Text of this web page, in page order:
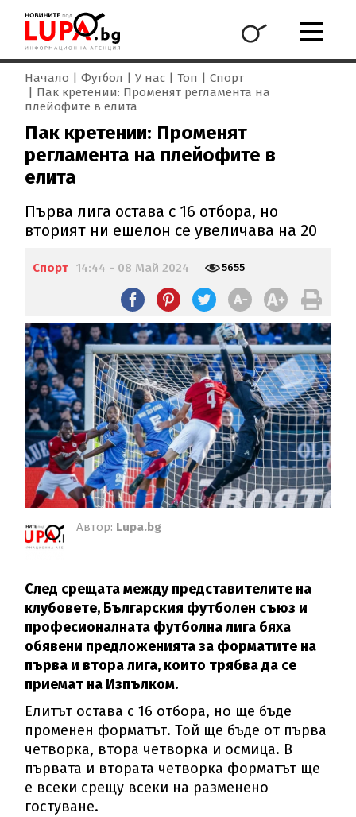
Начало Футбол У нас Топ
Спорт
Пак кретении: Променят регламента на
плейофите в елита
Пак кретении: Променят
регламента на плейофите в
елита
Първа лига остава с 16 отбора, но
вторият ни ешелон се увеличава на 20
Спорт 14:44 - 08 Май 2024 5655
Автор: Lupa.bg
След срещата между представителите на
клубовете, Българския футболен съюз и
професионалната футболна лига бяха
обявени предложенията за форматите на
първа и втора лига, които трябва да се
приемат на Изпълком.
Елитът остава с 16 отбора, но ще бъде
променен форматът. Той ще бъде от първа
четворка, втора четворка и осмица. В
първата и втората четворка форматът ще
е всеки срещу всеки на разменено
гостуване.